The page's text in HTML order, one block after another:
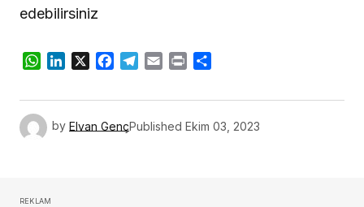
edebilirsiniz
WhatsApp
LinkedIn
X Facebook
Telegram
Email Print
by Elvan GençPublished Ekim 03, 2023
REKLAM